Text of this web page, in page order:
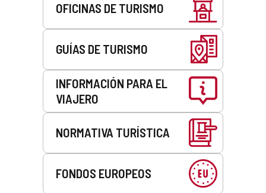
OFICINAS DE TURISMO
GUÍAS DE TURISMO
INFORMACIÓN PARA EL
VIAJERO
NORMATIVA TURÍSTICA
FONDOS EUROPEOS